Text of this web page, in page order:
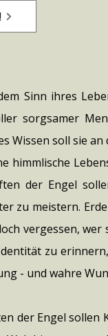
Sinn ihres
sorgsamer
Wissen soll sie
himmlische
der Engel
zu meistern.
vergessen,
zu
- und wahre
der Engel sollen